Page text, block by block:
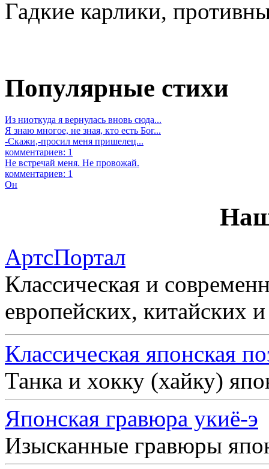
Гадкие карлики,
Популярные стихи
Из ниоткуда я вернулась вновь сюда...
Я знаю многое, не зная, кто есть Бог...
-Скажи,-просил меня пришелец...
комментариев: 1
Не встречай меня. Не провожай.
комментариев: 1
Он
АртсПортал
Классическая и
европейских, китайских
Классическая японская
Танка и хокку (хайку)
Японская гравюра укиё-э
Изысканные гравюры